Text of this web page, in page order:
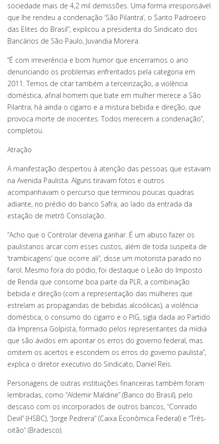
sociedade mais de 4,2 mil demissões. Uma forma irresponsável
que lhe rendeu a condenação ‘São Pilantra’, o Santo Padroeiro
das Elites do Brasil”, explicou a presidenta do Sindicato dos
Bancários de São Paulo, Juvandia Moreira.
“É com irreverência e bom humor que encerramos o ano
denunciando os problemas enfrentados pela categoria em
2011. Temos de citar também a terceirização, a violência
doméstica, afinal homem que bate em mulher merece a São
Pilantra; há ainda o cigarro e a mistura bebida e direção, que
provoca morte de inocentes. Todos merecem a condenação”,
completou.
Atração
A manifestação despertou à atenção das pessoas que estavam
na Avenida Paulista. Alguns tiravam fotos e outros
acompanhavam o percurso que terminou poucas quadras
adiante, no prédio do banco Safra, ao lado da entrada da
estação de metrô Consolação.
“Acho que o Controlar deveria ganhar. É um abuso fazer os
paulistanos arcar com esses custos, além de toda suspeita de
‘trambicagens’ que ocorre ali”, disse um motorista parado no
farol. Mesmo fora do pódio, foi destaque o Leão do Imposto
de Renda que consome boa parte da PLR, a combinação
bebida e direção (com a representação das mulheres que
estrelam as propagandas de bebidas alcoólicas), a violência
doméstica, o consumo do cigarro e o PIG, sigla dada ao Partido
da Imprensa Golpista, formado pelos representantes da mídia
que são ávidos em apontar os erros do governo federal, mas
omitem os acertos e escondem os erros do governo paulista”,
explica o diretor executivo do Sindicato, Daniel Reis.
Personagens de outras instituições financeiras também foram
lembradas, como “Aldemir Maldine” (Banco do Brasil), pelo
descaso com os incorporados de outros bancos, “Conrado
Devil” (HSBC), “Jorge Pedrera” (Caixa Econômica Federal) e “Três-
oitão” (Bradesco).